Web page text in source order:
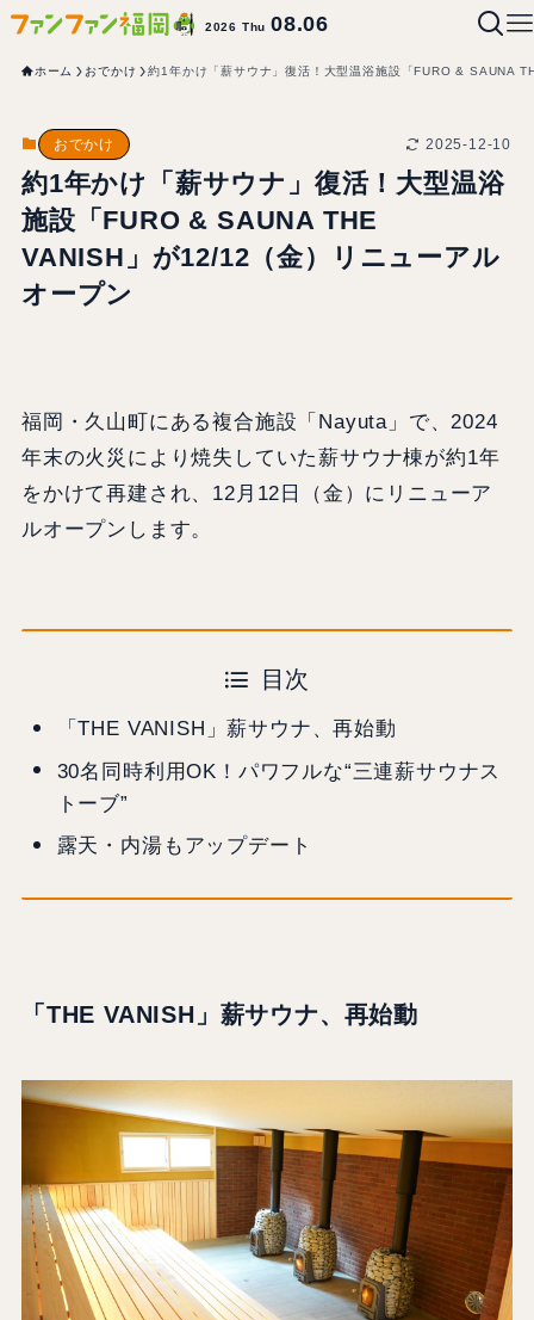
2026 Thu08.06
ホーム おでかけ 約1年かけ「薪サウナ」復活！大型温浴施設「FURO & SAUNA
おでかけ 2025-12-10
約1年かけ「薪サウナ」復活！大型温浴
施設「FURO & SAUNA THE
VANISH」が12/12（金）リニューアル
オープン
福岡・久山町にある複合施設「Nayuta」で、2024
年末の火災により焼失していた薪サウナ棟が約1年
をかけて再建され、12月12日（金）にリニューア
ルオープンします。
目次
「THE VANISH」薪サウナ、再始動
30名同時利用OK！パワフルな“三連薪サウナス
トーブ”
露天・内湯もアップデート
「THE VANISH」薪サウナ、再始動